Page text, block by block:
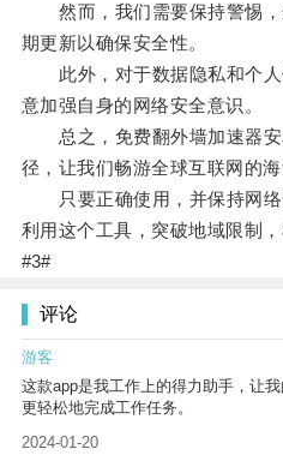
然而，我们需要保持警惕，
期更新以确保安全性。
此外，对于数据隐私和个人
意加强自身的网络安全意识。
总之，免费翻外墙加速器安
径，让我们畅游全球互联网的海
只要正确使用，并保持网络
利用这个工具，突破地域限制
#3#
评论
游客
这款app是我工作上的得力助手，让
更轻松地完成工作任务。
2024-01-20